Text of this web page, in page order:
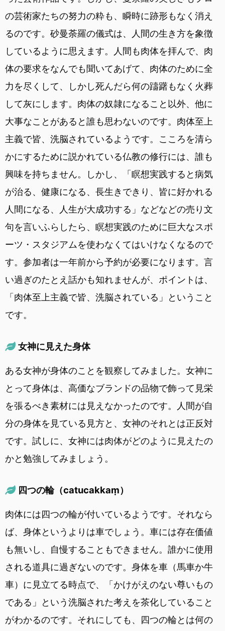
の芸術家たちの努力の粋も、瞬時に跡形もなく消え
るのです。砂曼荼羅の儀式は、人間の生き方を象徴
しているように思えます。人間も肉体を拝んで、肉
体の要求をなんでも聞いてあげて、肉体のために全
力を尽くして、しかし死んだら何の躊躇もなく火葬
して灰にします。肉体の奴隷になること以外、他に
大事なことがあると誰も思わないのです。肉体至上
主義で皆、洗脳されているようです。こころを清ら
かにするために説かれている仏教の修行には、誰も
興味を持ちません。しかし、「瞑想実践すると病気
が治る、健康になる、長生きできり、皆に好かれる
人間になる、人生が大成功する」などなどの売り文
句を言いふらしたら、瞑想実践のために巨大なスポ
ーツ・スタジアムを使わなくてはいけなくなるので
す。参加者は一年前から予約が必要になります。言
い過ぎのたとえ話かも知れませんが、ポイントは、
「肉体至上主義で皆、洗脳されている」ということ
です。
女神に見えた身体
ある女神が身体のことを観察してみました。女神に
とって身体は、高価なブランドの品物で飾って見栄
を張るべき素材には見えなかったのです。人間が自
分の身体を見ている見方と、女神のそれとは正反対
です。試しに、女神には肉体がどのように見えたの
かと勉強してみましょう。
四つの輪（catucakkaṃ）
肉体には四つの輪が付いているようです。それなら
ば、身体というよりは車でしょう。車には存在価値
も無いし、自慢することもできません。誰かに使用
される道具に過ぎないのです。身体を車（馬車か牛
車）に見立てる時点で、「かけがえのない尊いもの
である」という洗脳された考えを茶化していること
がわかるのです。それにしても、四つの輪とは何の